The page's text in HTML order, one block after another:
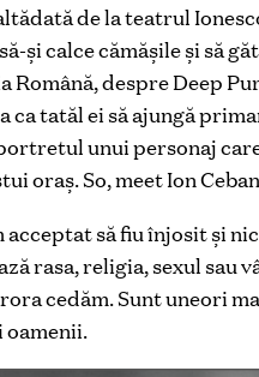
de la teatrul
și calce cămăşile şi să
despre Deep
tatăl ei să ajungă
unui personaj
oraş. So, meet Ion
să fiu înjosit şi
rasa, religia, sexul sau
cedăm. Sunt uneori
oamenii.